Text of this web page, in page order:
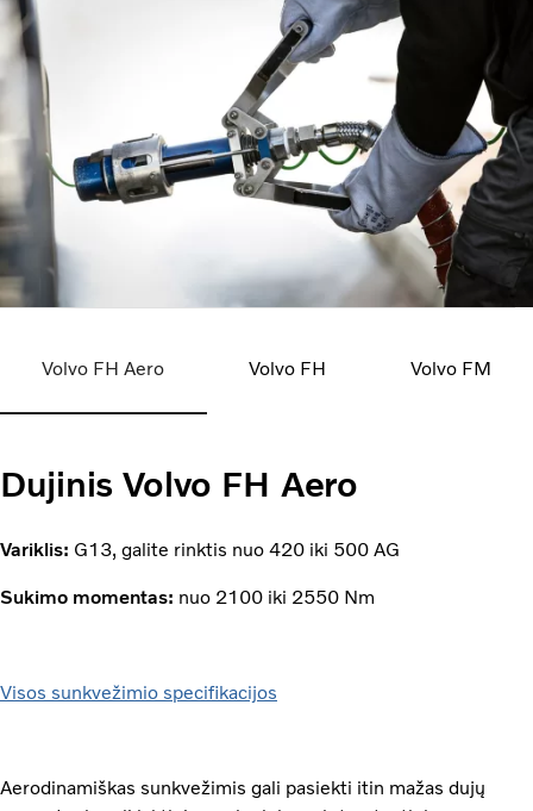
Volvo FH Aero Volvo FH Volvo FM
Dujinis Volvo FH Aero
Variklis: G13, galite rinktis nuo 420 iki 500 AG
Sukimo momentas: nuo 2100 iki 2550 Nm
Visos sunkvežimio specifikacijos
Aerodinamiškas sunkvežimis gali pasiekti itin mažas dujų